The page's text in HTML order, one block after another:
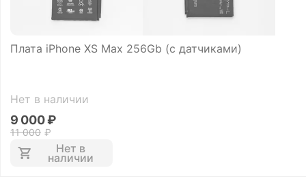
Плата iPhone XS Max 256Gb (с датчиками)
Нет в наличии
11 000 ₽
9 000₽
Нет в
наличии